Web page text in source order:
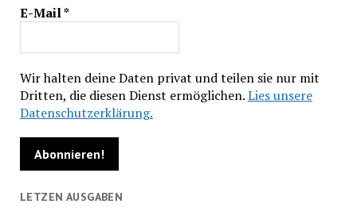
E-Mail*
Wir halten deine Daten privat und teilen sie nur mit
Dritten, die diesen Dienst ermöglichen.Lies unsere
Datenschutzerklärung.
LETZEN AUSGABEN